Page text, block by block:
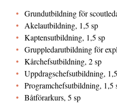
Grundutbildning för
Akelautbildning, 1,5 sp
Kaptensutbildning, 1,5 sp
Gruppledarutbildning för
Kårchefsutbildning, 2 sp
Uppdragschefsutbildning,
Programchefsutbildning, 1,5
Båtförarkurs, 5 sp